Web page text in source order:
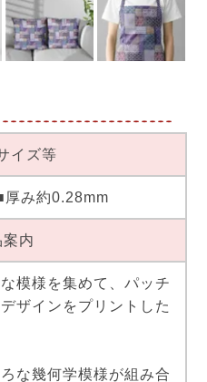
イズ等
み約0.28mm
内
模様を集めて、パッチ
ザインをプリントした
な幾何学模様が組み合